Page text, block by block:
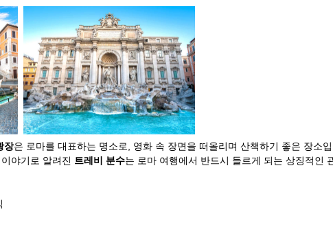
장은 로마를 대표하는 명소로, 영화 속 장면을 떠올리며 산책하기 좋은 장소
야기로 알려진 트레비 분수는 로마 여행에서 반드시 들르게 되는 상징적인